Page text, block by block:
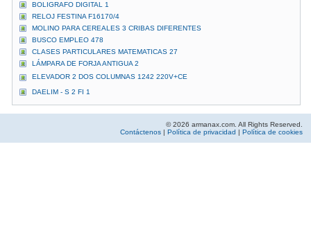
BOLIGRAFO DIGITAL 1
RELOJ FESTINA F16170/4
MOLINO PARA CEREALES 3 CRIBAS DIFERENTES
BUSCO EMPLEO 478
CLASES PARTICULARES MATEMATICAS 27
LÁMPARA DE FORJA ANTIGUA 2
ELEVADOR 2 DOS COLUMNAS 1242 220V+CE
DAELIM - S 2 FI 1
© 2026 armanax.com. All Rights Reserved.
Contáctenos
Política de privacidad Política de cookies